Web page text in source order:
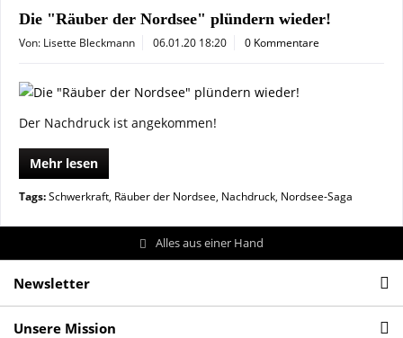
Die "Räuber der Nordsee" plündern wieder!
Von: Lisette Bleckmann 06.01.20 18:20 0 Kommentare
Der Nachdruck ist angekommen!
Mehr lesen
Tags:Schwerkraft, Räuber der Nordsee, Nachdruck, Nordsee-Saga
Alles aus einer Hand
Newsletter
Unsere Mission